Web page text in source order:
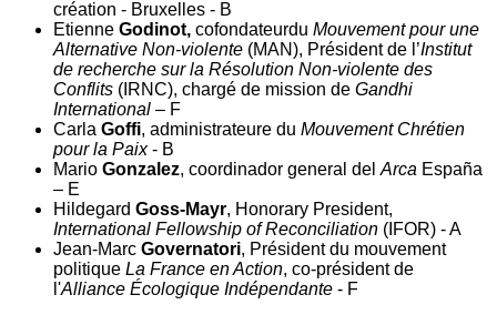
création - Bruxelles - B
Etienne Godinot, cofondateurdu Mouvement pour une
Alternative Non-violente (MAN), Président de l’Institut
de recherche sur la Résolution Non-violente des
Conflits (IRNC), chargé de mission de Gandhi
International – F
Carla Goffi, administrateure du Mouvement Chrétien
pour la Paix- B
Mario Gonzalez, coordinador general del Arca España
– E
Hildegard Goss-Mayr, Honorary President,
International Fellowship of Reconciliation (IFOR) - A
Jean-Marc Governatori, Président du mouvement
politique La France en Action, co-président de
l'Alliance Écologique Indépendante - F